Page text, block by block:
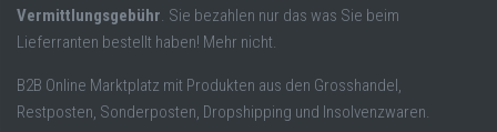
Vermittlungsgebühr. Sie bezahlen nur das was Sie beim
Lieferranten bestellt haben! Mehr nicht.
B2B Online Marktplatz mit Produkten aus den Grosshandel,
Restposten, Sonderposten, Dropshipping und Insolvenzwaren.